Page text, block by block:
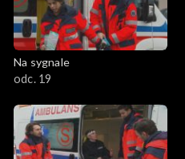
Na sygnale
odc. 19